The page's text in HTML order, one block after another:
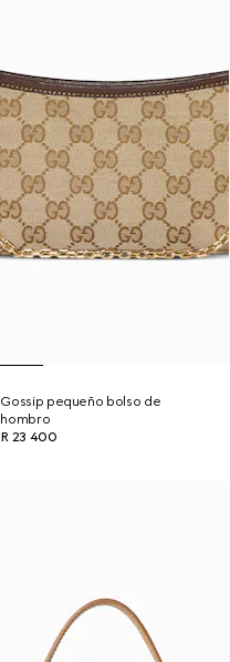
Gossip pequeño bolso de
hombro
R 23 400